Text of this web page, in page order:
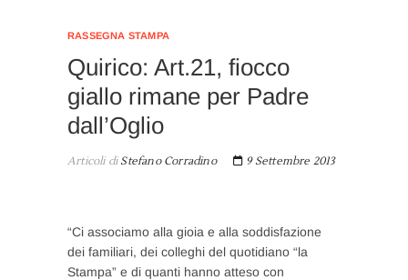
RASSEGNA STAMPA
Quirico: Art.21, fiocco
giallo rimane per Padre
dall’Oglio
Articoli diStefano Corradino 9 Settembre 2013
“Ci associamo alla gioia e alla soddisfazione
dei familiari, dei colleghi del quotidiano “la
Stampa” e di quanti hanno atteso con